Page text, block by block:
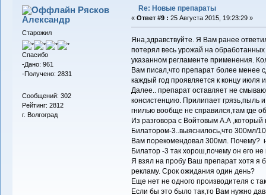
Рясков
Александр
Старожил
Спасибо
-Дано: 961
-Получено: 2831
Сообщений: 302
Рейтинг: 2812
г. Волгоград
Re: Новые препараты
« Ответ #9 : 25 Августа 2015, 19:23:29 »
Яна,здравствуйте. Я Вам ранее
потерял весь урожай на
указанном регламенте применения.
Вам писал,что препарат более менее
каждый год проявляется к концу июля
Далее.. препарат оставляет не
консистенцию. Прилипает грязь,пыль
гнилью вообще не справился,там где
Из разговора с Войтовым А.А
Билатором-3..выяснилось,что 300мл/
Вам порекомендовал 300мл. Почему?
Билатор -3 так хорош,почему он его не
Я взял на пробу Ваш препарат хотя я
рекламу. Срок ожидания один день?
Еще нет не одного производителя с
Если бы это было так,то Вам нужно